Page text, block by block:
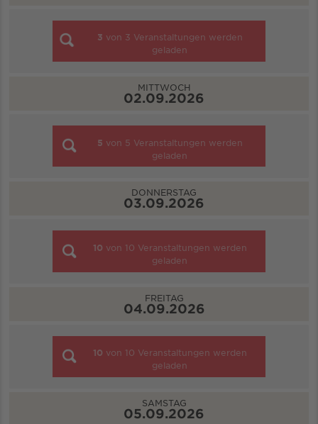
3 von 3 Veranstaltungen werden
geladen
MITTWOCH
02.09.2026
5 von 5 Veranstaltungen werden
geladen
DONNERSTAG
03.09.2026
10 von 10 Veranstaltungen werden
geladen
FREITAG
04.09.2026
10 von 10 Veranstaltungen werden
geladen
SAMSTAG
05.09.2026